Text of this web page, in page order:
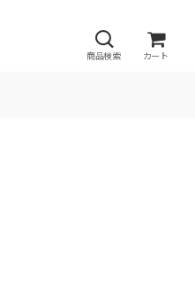
商品検索 カート